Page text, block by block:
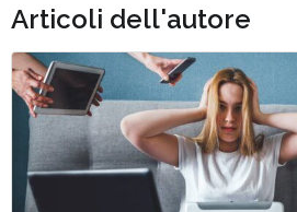
Articoli dell'autore